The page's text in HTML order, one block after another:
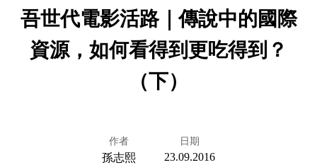
吾世代電影活路｜傳說中的國際
資源，如何看得到更吃得到？
（下）
作者
孫志熙
日期
23.09.2016